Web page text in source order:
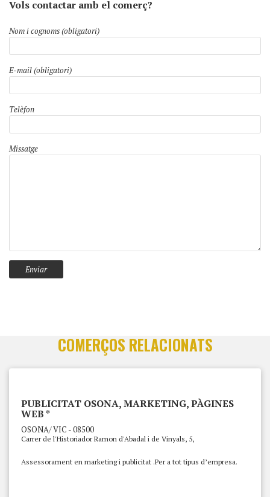
Vols contactar amb el comerç?
Nom i cognoms (obligatori)
E-mail (obligatori)
Telèfon
Missatge
COMERÇOS RELACIONATS
PUBLICITAT OSONA, MARKETING, PÀGINES
WEB *
OSONA/ VIC - 08500
Carrer de l'Historiador Ramon d'Abadal i de Vinyals, 5,
Assessorament en marketing i publicitat .Per a tot tipus d’empresa.